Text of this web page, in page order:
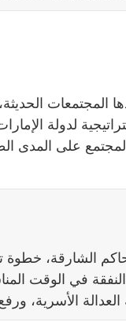
المجتمعات
لدولة
على المدى
الشارقة، خطوة
في الوقت
الأسرية،